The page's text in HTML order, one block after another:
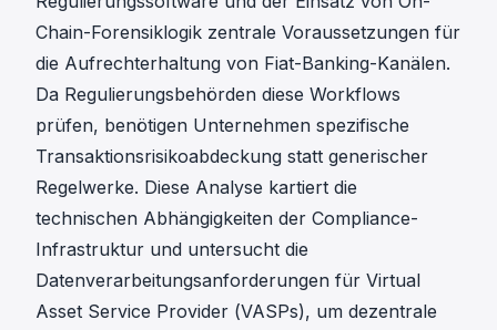
Chain-Forensiklogik zentrale Voraussetzungen für
die Aufrechterhaltung von Fiat-Banking-Kanälen.
Da Regulierungsbehörden diese Workflows
prüfen, benötigen Unternehmen spezifische
Transaktionsrisikoabdeckung statt generischer
Regelwerke. Diese Analyse kartiert die
technischen Abhängigkeiten der Compliance-
Infrastruktur und untersucht die
Datenverarbeitungsanforderungen für Virtual
Asset Service Provider (VASPs), um dezentrale